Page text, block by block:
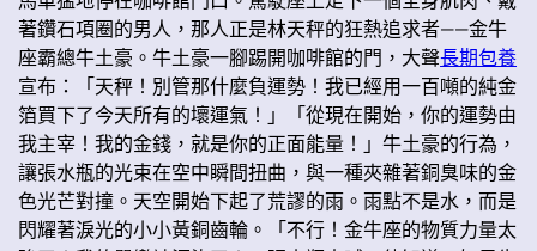
著鑽石項圈的男人，那人正是林天秤的狂熱追求者——金牛
座霸總牛土豪。牛土豪一腳踢開咖啡館的門，大聲長期包養
宣布：「天秤！別管那什麼負運勢！我已經用一百噸的純金
箔買下了今天所有的壞運氣！」「從現在開始，你的運勢由
我主宰！我的金錢，就是你的正面能量！」牛土豪的行為，
讓張水瓶的光束在空中瞬間扭曲，與一種夾雜著銅臭味的金
色光芒對撞。天空開始下起了荒謬的雨。雨點不是水，而是
閃耀著淚光的小小黃銅齒輪。「不行！金牛座的物質力量太